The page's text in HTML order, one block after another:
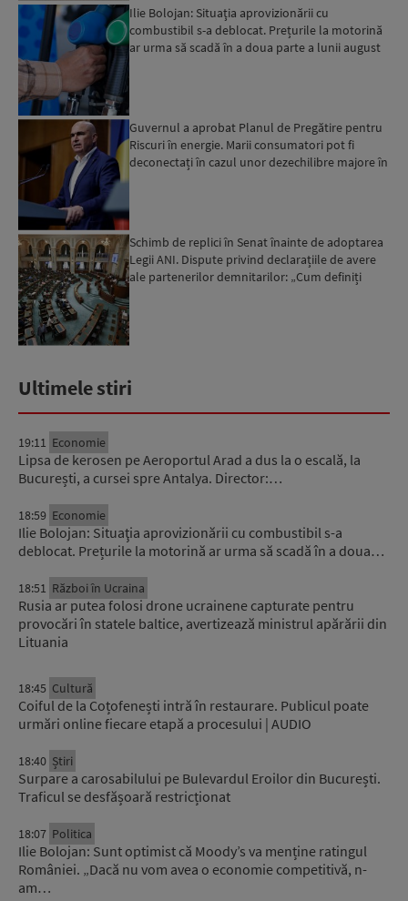
Ilie Bolojan: Situaţia aprovizionării cu
combustibil s-a deblocat. Prețurile la motorină
ar urma să scadă în a doua parte a lunii august
Guvernul a aprobat Planul de Pregătire pentru
Riscuri în energie. Marii consumatori pot fi
deconectați în cazul unor dezechilibre majore în
Schimb de replici în Senat înainte de adoptarea
Legii ANI. Dispute privind declarațiile de avere
ale partenerilor demnitarilor: „Cum definiți
Ultimele stiri
19:11 Economie
Lipsa de kerosen pe Aeroportul Arad a dus la o escală, la
București, a cursei spre Antalya. Director:…
18:59 Economie
Ilie Bolojan: Situaţia aprovizionării cu combustibil s-a
deblocat. Prețurile la motorină ar urma să scadă în a doua…
18:51 Război în Ucraina
Rusia ar putea folosi drone ucrainene capturate pentru
provocări în statele baltice, avertizează ministrul apărării din
Lituania
18:45 Cultură
Coiful de la Coțofenești intră în restaurare. Publicul poate
urmări online fiecare etapă a procesului | AUDIO
18:40 Știri
Surpare a carosabilului pe Bulevardul Eroilor din București.
Traficul se desfășoară restricționat
18:07 Politica
Ilie Bolojan: Sunt optimist că Moody’s va menține ratingul
României. „Dacă nu vom avea o economie competitivă, n-
am…